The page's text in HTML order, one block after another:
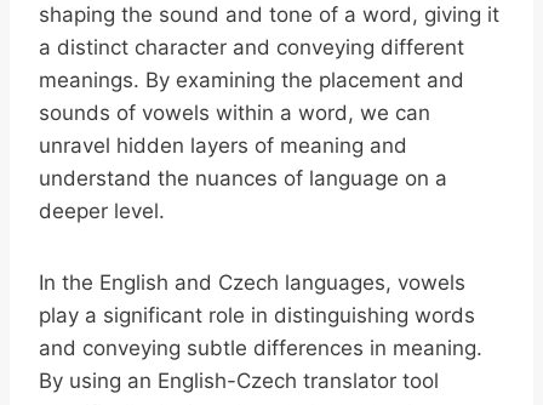
shaping the sound and tone of a word, giving it
a distinct character and conveying different
meanings. By examining the placement and
sounds of vowels within a word, we can
unravel hidden layers of meaning and
understand the nuances of language on a
deeper level.
In the English and Czech languages, vowels
play a significant role in distinguishing words
and conveying subtle differences in meaning.
By using an English-Czech translator tool